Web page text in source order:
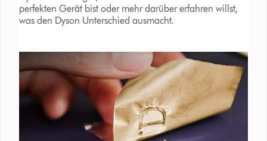
perfekten Gerät bist oder mehr darüber erfahren willst,
was den Dyson Unterschied ausmacht.